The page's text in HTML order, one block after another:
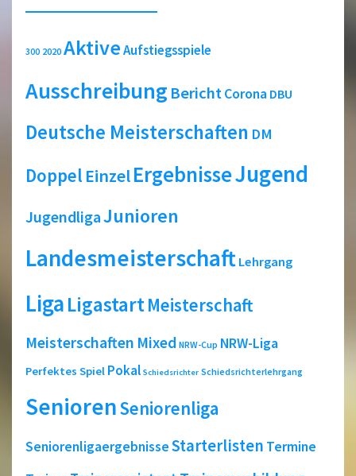
300 2020 AktiveAufstiegsspiele
Ausschreibung BerichtCorona DBU
Deutsche Meisterschaften DM
Doppel EinzelErgebnisseJugend
JugendligaJunioren
Landesmeisterschaft Lehrgang
LigaLigastartMeisterschaft
Meisterschaften Mixed NRW-Cup NRW-Liga
Perfektes Spiel Pokal Schiedsrichter Schiedsrichterlehrgang
SeniorenSeniorenliga
SeniorenligaergebnisseStarterlisten Termine